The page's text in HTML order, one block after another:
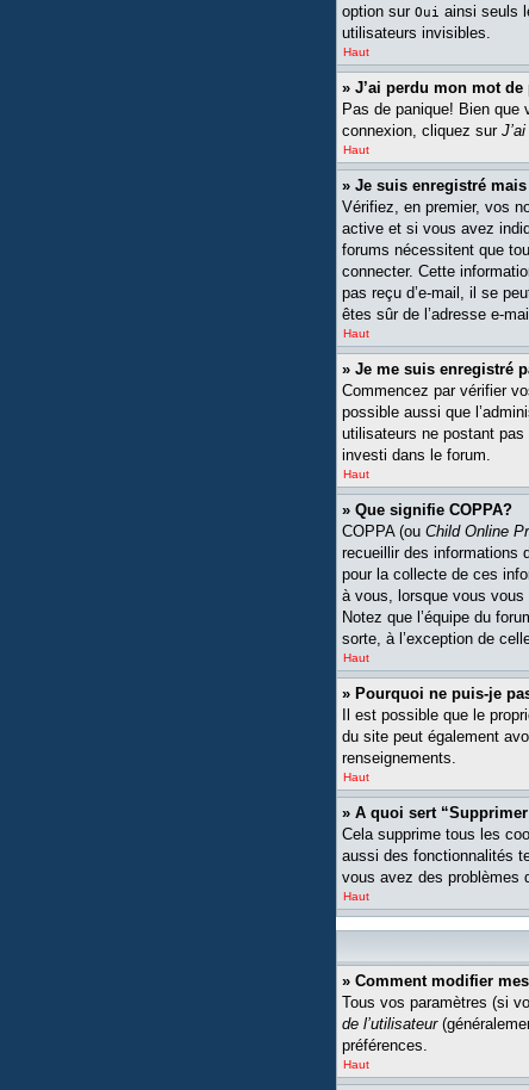
option sur Oui ainsi seuls
utilisateurs invisibles.
Haut
» J’ai perdu mon mot de
Pas de panique! Bien
connexion, cliquez sur
Haut
» Je suis enregistré
Vérifiez, en premier, vos
active et si vous avez
forums nécessitent que
connecter. Cette
pas reçu d’e-mail, il se
êtes sûr de l’adresse e-
Haut
» Je me suis enregistré
Commencez par vérifier
possible aussi que
utilisateurs ne postant
investi dans le forum.
Haut
» Que signifie COPPA?
COPPA (ou Child Online
recueillir des informations
pour la collecte de ces
à vous, lorsque vous
Notez que l’équipe du
sorte, à l’exception de
Haut
» Pourquoi ne puis-je
Il est possible que le
du site peut également
renseignements.
Haut
» A quoi sert
Cela supprime tous les
aussi des fonctionnalités
vous avez des problèmes
Haut
» Comment modifier
Tous vos paramètres (si
de l’utilisateur
préférences.
Haut